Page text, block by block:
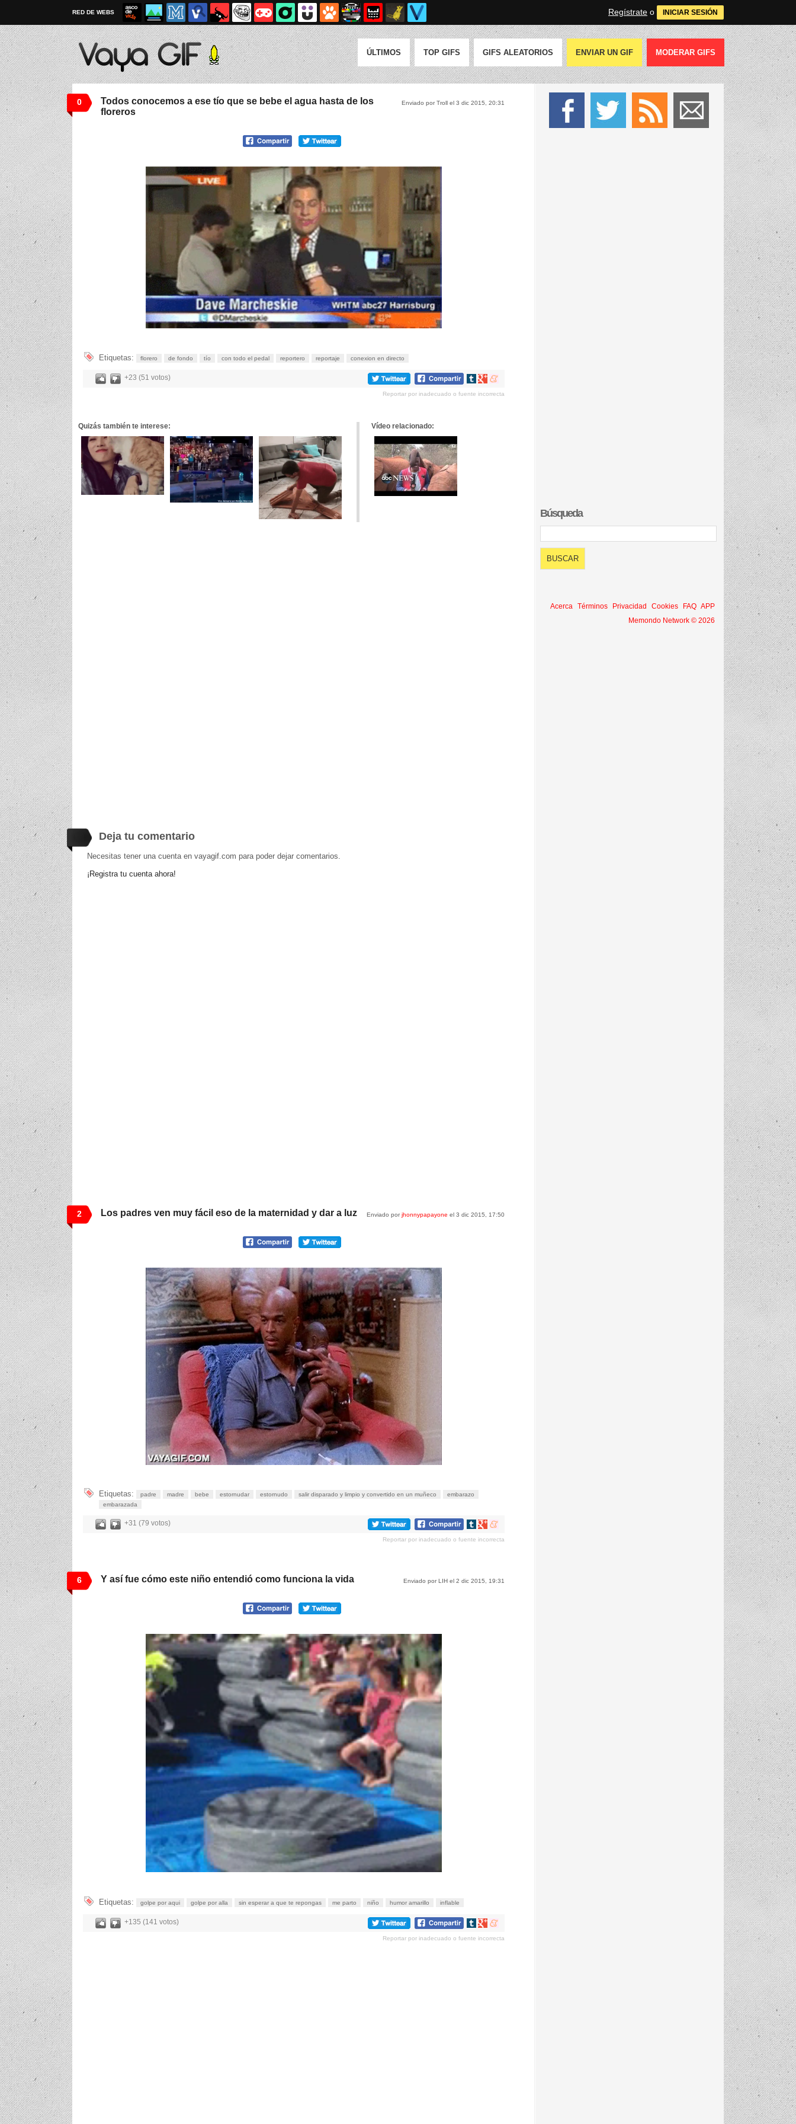
RED DE WEBS Regístrate o INICIAR SESIÓN
ÚLTIMOS TOP GIFS GIFS ALEATORIOS ENVIAR UN GIF MODERAR GIFS
0 Enviado por Troll el 3 dic 2015, 20:31
Todos conocemos a ese tío que se bebe el agua hasta de los
floreros
Etiquetas: florero de fondo tío con todo el pedal reportero reportaje conexion en directo
+23 (51 votos)
Compartir
tumblr
Compartir
Google+
Compartir
meneame
Reportar por inadecuado o fuente incorrecta
Quizás también te interese: Vídeo relacionado:
Deja tu comentario
Necesitas tener una cuenta en vayagif.com para poder dejar comentarios.
¡Registra tu cuenta ahora!
2 Enviado porjhonnypapayone el 3 dic 2015, 17:50
Los padres ven muy fácil eso de la maternidad y dar a luz
Etiquetas: padre madre bebe estornudar estornudo salir disparado y limpio y convertido en un muñeco
embarazo
embarazada
+31 (79 votos)
Compartir
tumblr
Compartir
Google+
Compartir
meneame
Reportar por inadecuado o fuente incorrecta
6 Enviado por LIH el 2 dic 2015, 19:31
Y así fue cómo este niño entendió como funciona la vida
Etiquetas: golpe por aqui golpe por alla sin esperar a que te repongas me parto niño humor amarillo inflable
+135 (141 votos)
Compartir
tumblr
Compartir
Google+
Compartir
meneame
Reportar por inadecuado o fuente incorrecta
Búsqueda
Acerca Términos Privacidad Cookies FAQ APP
Memondo Network © 2026